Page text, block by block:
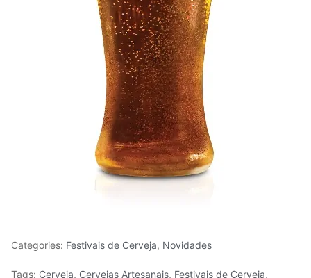
Categories: Festivais de Cerveja, Novidades
Tags: Cerveja, Cervejas Artesanais, Festivais de Cerveja,